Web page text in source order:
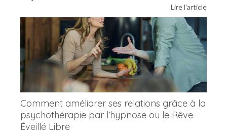
Lire l'article
Comment améliorer ses relations grâce à la
psychothérapie par l’hypnose ou le Rêve
Éveillé Libre